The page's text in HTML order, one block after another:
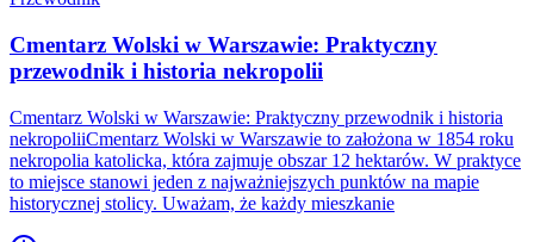
Cmentarz Wolski w Warszawie: Praktyczny
przewodnik i historia nekropolii
Cmentarz Wolski w Warszawie: Praktyczny przewodnik i historia
nekropoliiCmentarz Wolski w Warszawie to założona w 1854 roku
nekropolia katolicka, która zajmuje obszar 12 hektarów. W praktyce
to miejsce stanowi jeden z najważniejszych punktów na mapie
historycznej stolicy. Uważam, że każdy mieszkanie